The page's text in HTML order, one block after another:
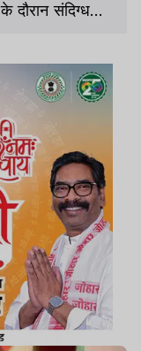
दौरान संदिग्ध